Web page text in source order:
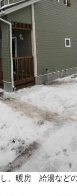
、暖房 給湯など